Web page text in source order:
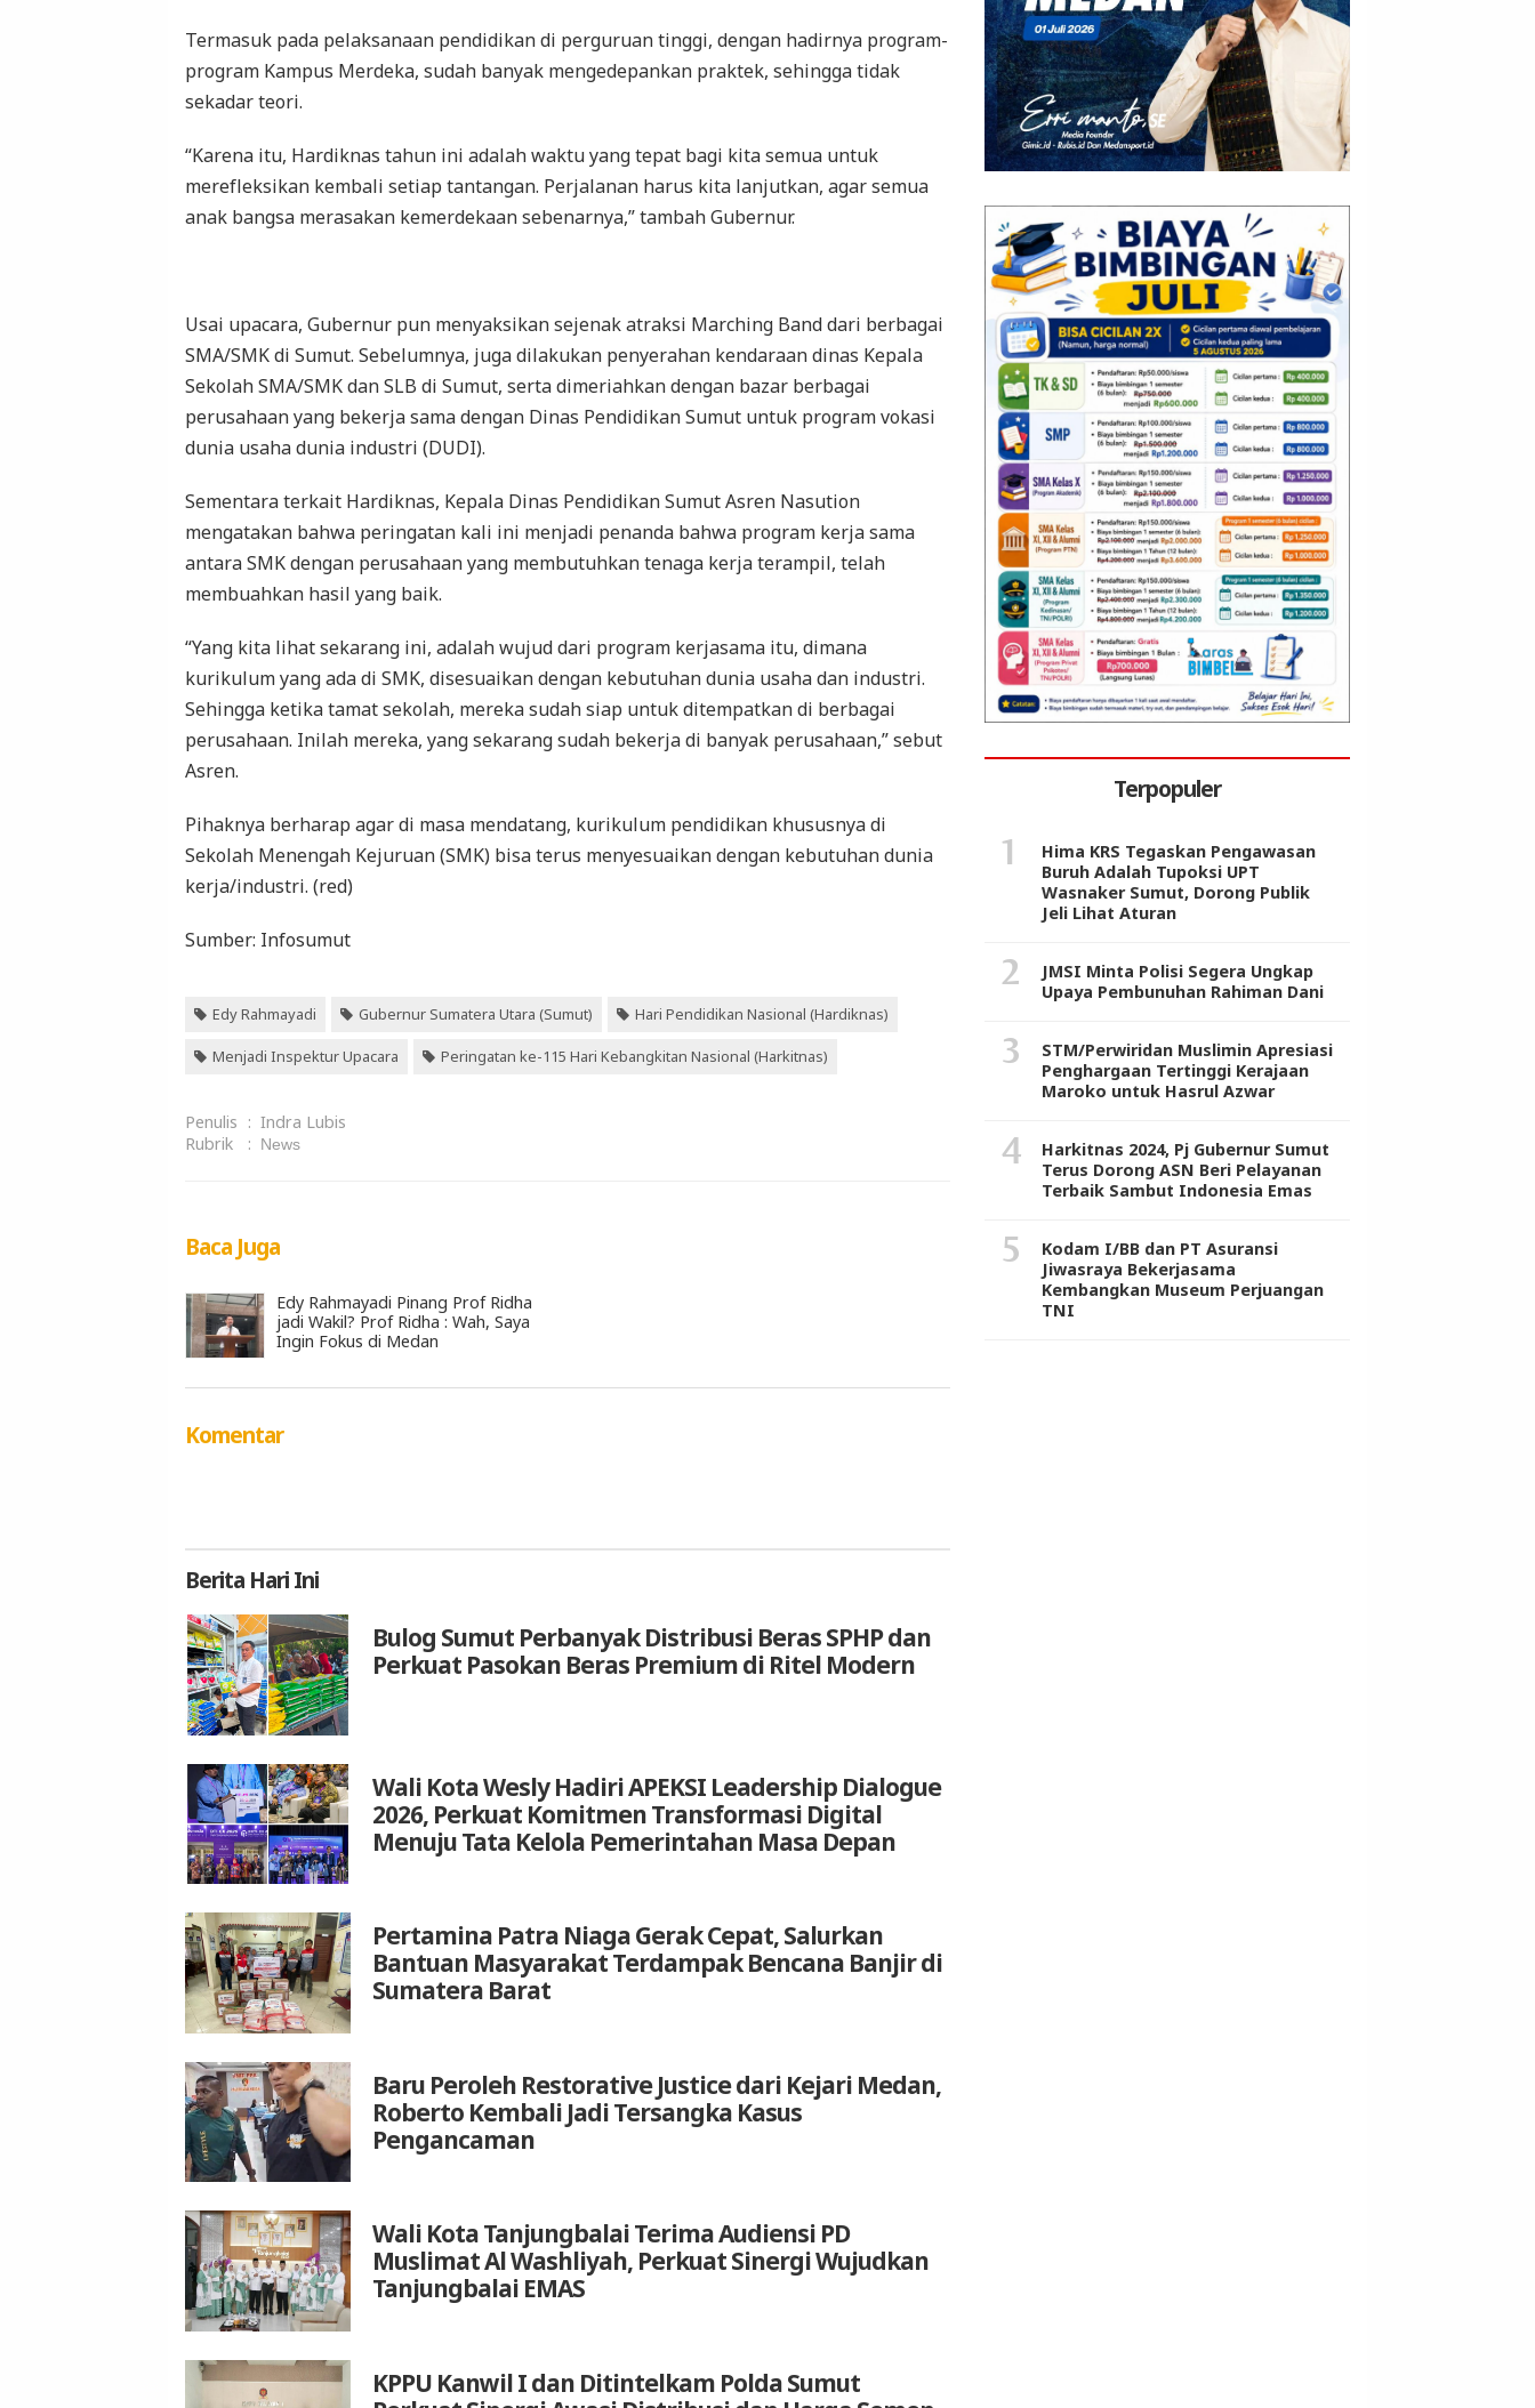
Termasuk pada pelaksanaan pendidikan di perguruan tinggi, dengan hadirnya program-
program Kampus Merdeka, sudah banyak mengedepankan praktek, sehingga tidak
sekadar teori.
“Karena itu, Hardiknas tahun ini adalah waktu yang tepat bagi kita semua untuk
merefleksikan kembali setiap tantangan. Perjalanan harus kita lanjutkan, agar semua
anak bangsa merasakan kemerdekaan sebenarnya,” tambah Gubernur.
Usai upacara, Gubernur pun menyaksikan sejenak atraksi Marching Band dari berbagai
SMA/SMK di Sumut. Sebelumnya, juga dilakukan penyerahan kendaraan dinas Kepala
Sekolah SMA/SMK dan SLB di Sumut, serta dimeriahkan dengan bazar berbagai
perusahaan yang bekerja sama dengan Dinas Pendidikan Sumut untuk program vokasi
dunia usaha dunia industri (DUDI).
Sementara terkait Hardiknas, Kepala Dinas Pendidikan Sumut Asren Nasution
mengatakan bahwa peringatan kali ini menjadi penanda bahwa program kerja sama
antara SMK dengan perusahaan yang membutuhkan tenaga kerja terampil, telah
membuahkan hasil yang baik.
“Yang kita lihat sekarang ini, adalah wujud dari program kerjasama itu, dimana
kurikulum yang ada di SMK, disesuaikan dengan kebutuhan dunia usaha dan industri.
Sehingga ketika tamat sekolah, mereka sudah siap untuk ditempatkan di berbagai
perusahaan. Inilah mereka, yang sekarang sudah bekerja di banyak perusahaan,” sebut
Asren.
Pihaknya berharap agar di masa mendatang, kurikulum pendidikan khususnya di
Sekolah Menengah Kejuruan (SMK) bisa terus menyesuaikan dengan kebutuhan dunia
kerja/industri. (red)
Sumber: Infosumut
Edy Rahmayadi Gubernur Sumatera Utara (Sumut) Hari Pendidikan Nasional (Hardiknas)
Menjadi Inspektur Upacara Peringatan ke-115 Hari Kebangkitan Nasional (Harkitnas)
Penulis : Indra Lubis
Rubrik
: News
Baca Juga
Edy Rahmayadi Pinang Prof Ridha
jadi Wakil? Prof Ridha : Wah, Saya
Ingin Fokus di Medan
Komentar
Berita Hari Ini
Bulog Sumut Perbanyak Distribusi Beras SPHP dan
Perkuat Pasokan Beras Premium di Ritel Modern
Wali Kota Wesly Hadiri APEKSI Leadership Dialogue
2026, Perkuat Komitmen Transformasi Digital
Menuju Tata Kelola Pemerintahan Masa Depan
Pertamina Patra Niaga Gerak Cepat, Salurkan
Bantuan Masyarakat Terdampak Bencana Banjir di
Sumatera Barat
Baru Peroleh Restorative Justice dari Kejari Medan,
Roberto Kembali Jadi Tersangka Kasus
Pengancaman
Wali Kota Tanjungbalai Terima Audiensi PD
Muslimat Al Washliyah, Perkuat Sinergi Wujudkan
Tanjungbalai EMAS
KPPU Kanwil I dan Ditintelkam Polda Sumut
Terpopuler
Hima KRS Tegaskan Pengawasan
Buruh Adalah Tupoksi UPT
Wasnaker Sumut, Dorong Publik
Jeli Lihat Aturan
JMSI Minta Polisi Segera Ungkap
Upaya Pembunuhan Rahiman Dani
STM/Perwiridan Muslimin Apresiasi
Penghargaan Tertinggi Kerajaan
Maroko untuk Hasrul Azwar
Harkitnas 2024, Pj Gubernur Sumut
Terus Dorong ASN Beri Pelayanan
Terbaik Sambut Indonesia Emas
Kodam I/BB dan PT Asuransi
Jiwasraya Bekerjasama
Kembangkan Museum Perjuangan
TNI